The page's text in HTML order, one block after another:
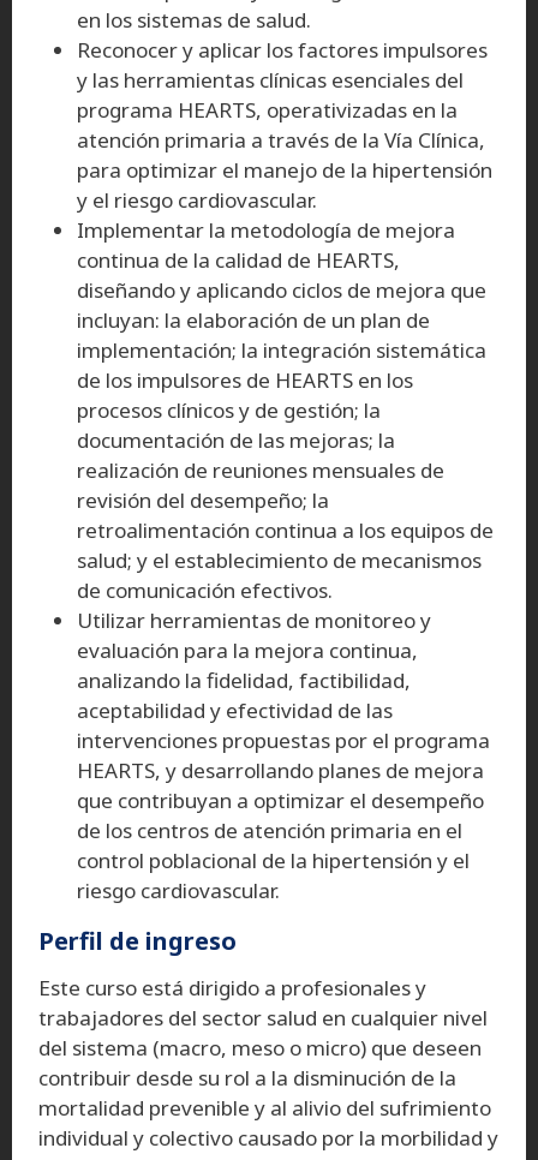
en los sistemas de salud.
Reconocer y aplicar los factores impulsores
y las herramientas clínicas esenciales del
programa HEARTS, operativizadas en la
atención primaria a través de la Vía Clínica,
para optimizar el manejo de la hipertensión
y el riesgo cardiovascular.
Implementar la metodología de mejora
continua de la calidad de HEARTS,
diseñando y aplicando ciclos de mejora que
incluyan: la elaboración de un plan de
implementación; la integración sistemática
de los impulsores de HEARTS en los
procesos clínicos y de gestión; la
documentación de las mejoras; la
realización de reuniones mensuales de
revisión del desempeño; la
retroalimentación continua a los equipos de
salud; y el establecimiento de mecanismos
de comunicación efectivos.
Utilizar herramientas de monitoreo y
evaluación para la mejora continua,
analizando la fidelidad, factibilidad,
aceptabilidad y efectividad de las
intervenciones propuestas por el programa
HEARTS, y desarrollando planes de mejora
que contribuyan a optimizar el desempeño
de los centros de atención primaria en el
control poblacional de la hipertensión y el
riesgo cardiovascular.
Perfil de ingreso
Este curso está dirigido a profesionales y
trabajadores del sector salud en cualquier nivel
del sistema (macro, meso o micro) que deseen
contribuir desde su rol a la disminución de la
mortalidad prevenible y al alivio del sufrimiento
individual y colectivo causado por la morbilidad y